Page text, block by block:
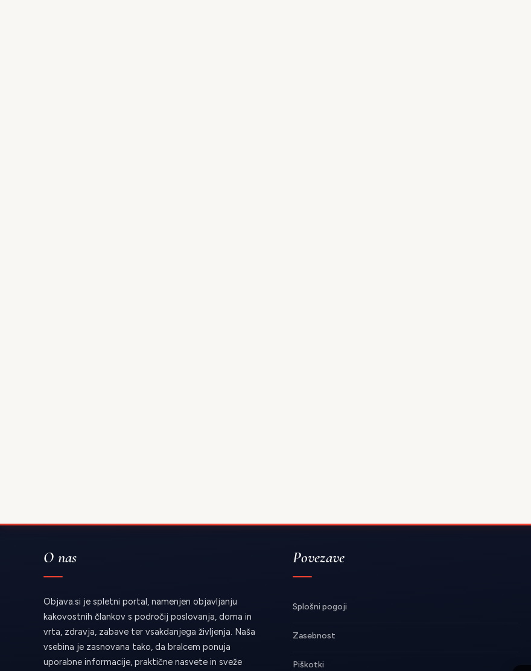
O nas
Objava.si je spletni portal, namenjen objavljanju
kakovostnih člankov s področij poslovanja, doma in
vrta, zdravja, zabave ter vsakdanjega življenja. Naša
vsebina je zasnovana tako, da bralcem ponuja
uporabne informacije, praktične nasvete in sveže
Povezave
Splošni pogoji
Zasebnost
Piškotki